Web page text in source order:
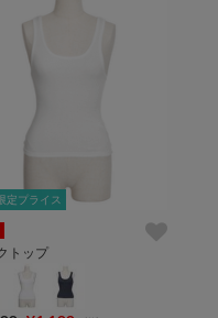
定プライス
定プライス
トップ